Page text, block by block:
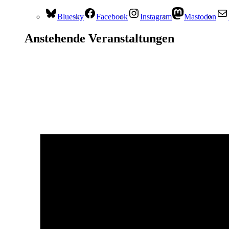
Bluesky Facebook Instagram Mastodon
Anstehende Veranstaltungen